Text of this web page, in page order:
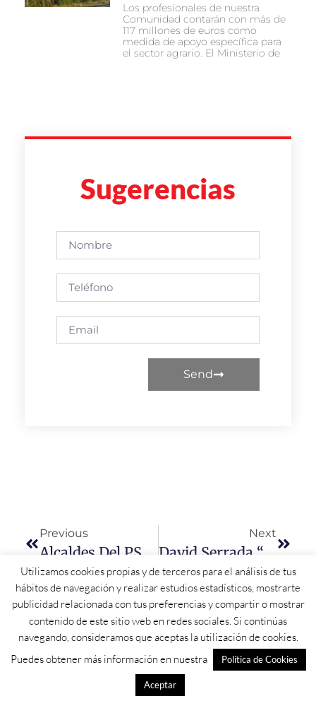
Los profesionales de nuestra
Comunidad contarán con más de
117 millones de euros como
medida de apoyo específica para
el sector agrario. El Ministerio de
Sugerencias
Send
Previous Next
Utilizamos cookies propias y de terceros para el análisis de tus
hábitos de navegación y realizar estudios estadísticos, mostrarte
publicidad relacionada con tus preferencias y compartir o mostrar
contenido de este sitio web en redes sociales. Si continúas
navegando, consideramos que aceptas la utilización de cookies.
Puedes obtener más información en nuestra
Política de Cookies
Aceptar